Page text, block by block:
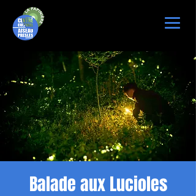
Balade aux Lucioles